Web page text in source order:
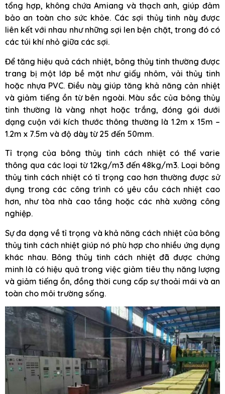
tổng hợp, không chứa Amiang và thạch anh, giúp đảm
bảo an toàn cho sức khỏe. Các sợi thủy tinh này được
liên kết với nhau như những sợi len bện chặt, trong đó có
các túi khí nhỏ giữa các sợi.
Để tăng hiệu quả cách nhiệt, bông thủy tinh thường được
trang bị một lớp bề mặt như giấy nhôm, vải thủy tinh
hoặc nhựa PVC. Điều này giúp tăng khả năng cản nhiệt
và giảm tiếng ồn từ bên ngoài. Màu sắc của bông thủy
tinh thường là vàng nhạt hoặc trắng, đóng gói dưới
dạng cuộn với kích thước thông thường là 1.2m x 15m –
1.2m x 7.5m và độ dày từ 25 đến 50mm.
Tỉ trọng của bông thủy tinh cách nhiệt có thể varie
thông qua các loại từ 12kg/m3 đến 48kg/m3. Loại bông
thủy tinh cách nhiệt có tỉ trọng cao hơn thường được sử
dụng trong các công trình có yêu cầu cách nhiệt cao
hơn, như tòa nhà cao tầng hoặc các nhà xưởng công
nghiệp.
Sự đa dạng về tỉ trọng và khả năng cách nhiệt của bông
thủy tinh cách nhiệt giúp nó phù hợp cho nhiều ứng dụng
khác nhau. Bông thủy tinh cách nhiệt đã được chứng
minh là có hiệu quả trong việc giảm tiêu thụ năng lượng
và giảm tiếng ồn, đồng thời cung cấp sự thoải mái và an
toàn cho môi trường sống.